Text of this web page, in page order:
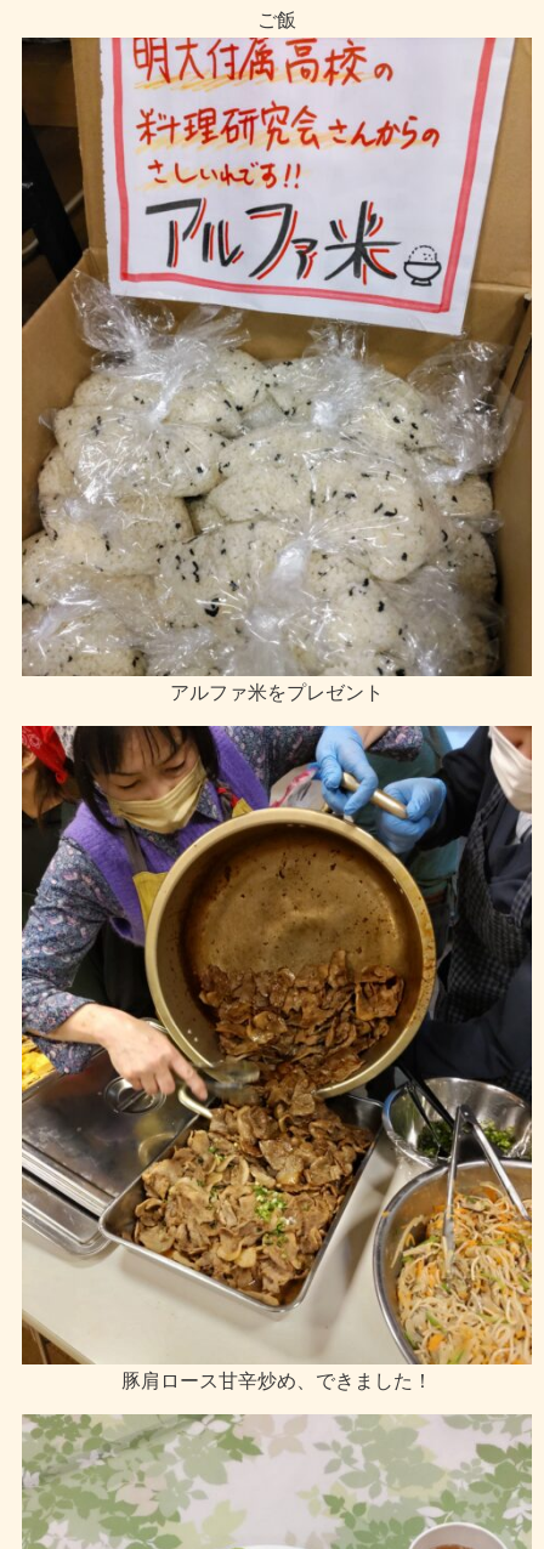
ご飯
アルファ米をプレゼント
豚肩ロース甘辛炒め、できました！